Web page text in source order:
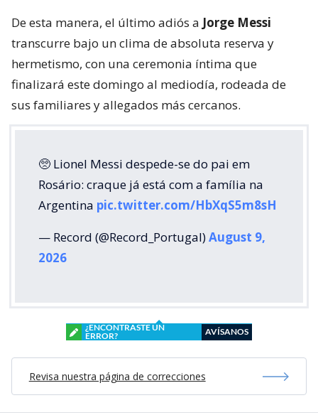
De esta manera, el último adiós a Jorge Messi
transcurre bajo un clima de absoluta reserva y
hermetismo, con una ceremonia íntima que
finalizará este domingo al mediodía, rodeada de
sus familiares y allegados más cercanos.
🥺 Lionel Messi despede-se do pai em
Rosário: craque já está com a família na
Argentina pic.twitter.com/HbXqS5m8sH
— Record (@Record_Portugal)August 9,
2026
¿ENCONTRASTE UN
ERROR?
AVÍSANOS
Revisa nuestra página de correcciones